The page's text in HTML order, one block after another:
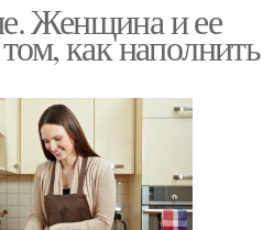
Женщина и ее
как наполнить